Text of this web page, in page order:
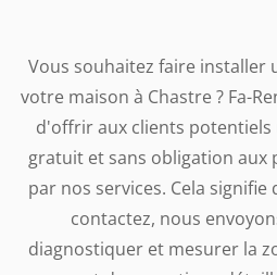
Vous souhaitez faire installer
votre maison à Chastre ? Fa-
d'offrir aux clients
gratuit et sans obligation aux
par nos services. Cela
contactez, nous
diagnostiquer et mesurer la